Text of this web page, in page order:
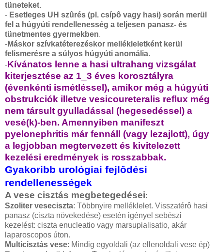
tüneteket.
- Esetleges UH szûrés (pl. csípô vagy hasi) során merül
fel a húgyúti rendellenesség a teljesen panasz- és
tünetmentes gyermekben.
-Máskor szívkatéterezéskor mellékleletként kerül
felismerésre a súlyos húgyúti anomália.
-Kívánatos lenne a hasi ultrahang vizsgálat
kiterjesztése az 1_3 éves korosztályra
(évenkénti ismétléssel), amikor még a húgyúti
obstrukciók illetve vesicoureteralis reflux még
nem társult gyulladással (hegesedéssel) a
vesé(k)-ben. Amennyiben manifeszt
pyelonephritis már fennáll (vagy lezajlott), úgy
a legjobban megtervezett és kivitelezett
kezelési eredmények is rosszabbak.
Gyakoribb urológiai fejlôdési
rendellenességek
A vese cisztás megbetegedései:
Szoliter veseciszta: Többnyire melléklelet. Visszatérô hasi
panasz (ciszta növekedése) esetén igényel sebészi
kezelést: ciszta enucleatio vagy marsupialisatio, akár
laparoscopos úton.
Multicisztás vese: Mindig egyoldali (az ellenoldali vese ép)